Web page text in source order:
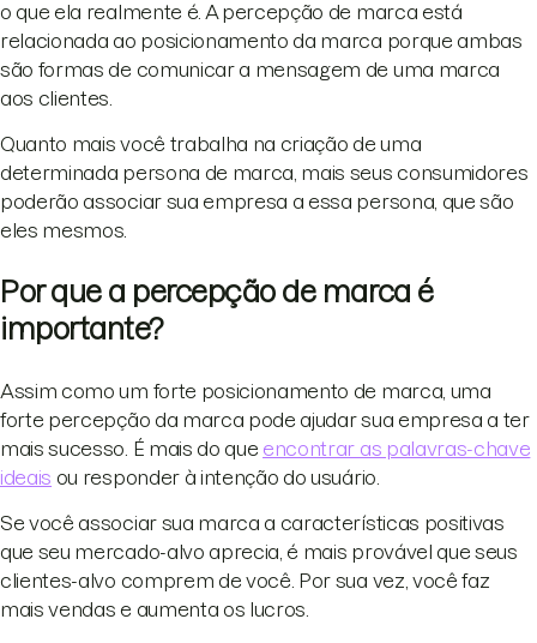
o que ela realmente é. A percepção de marca está
relacionada ao posicionamento da marca porque ambas
são formas de comunicar a mensagem de uma marca
aos clientes.
Quanto mais você trabalha na criação de uma
determinada persona de marca, mais seus consumidores
poderão associar sua empresa a essa persona, que são
eles mesmos.
Por que a percepção de marca é
importante?
Assim como um forte posicionamento de marca, uma
forte percepção da marca pode ajudar sua empresa a ter
mais sucesso. É mais do que encontrar as palavras-chave
ideais ou responder à intenção do usuário.
Se você associar sua marca a características positivas
que seu mercado-alvo aprecia, é mais provável que seus
clientes-alvo comprem de você. Por sua vez, você faz
mais vendas e aumenta os lucros.